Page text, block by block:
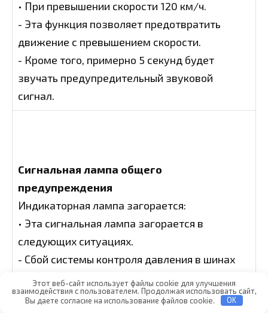
• При превышении скорости 120 км/ч.
- Эта функция позволяет предотвратить
движение с превышением скорости.
- Кроме того, примерно 5 секунд будет
звучать предупредительный звуковой
сигнал.
Сигнальная лампа общего
предупреждения
Индикаторная лампа загорается:
• Эта сигнальная лампа загорается в
следующих ситуациях.
- Сбой системы контроля давления в шинах
TPMS
- Низкое давление в шинах (при наличии
Этот веб-сайт использует файлы cookie для улучшения
взаимодействия с пользователем. Продолжая использовать сайт,
Вы даете согласие на использование файлов cookie.
OK